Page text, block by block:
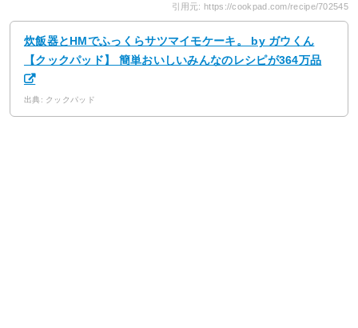
引用元: https://cookpad.com/recipe/702545
炊飯器とHMでふっくらサツマイモケーキ。 by ガウくん
【クックパッド】 簡単おいしいみんなのレシピが364万品
出典: クックパッド